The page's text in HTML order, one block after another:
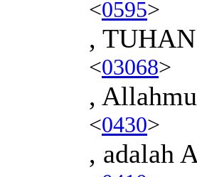
<0595>
, TUHAN
<03068>
, Allahmu
<0430>
, adalah